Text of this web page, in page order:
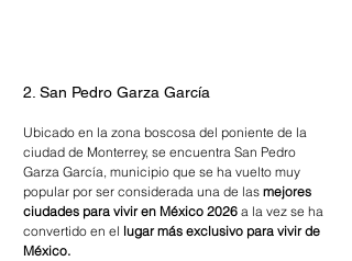
2. San Pedro Garza García
Ubicado en la zona boscosa del poniente de la
ciudad de Monterrey, se encuentra San Pedro
Garza García, municipio que se ha vuelto muy
popular por ser considerada una de las mejores
ciudades para vivir en México 2026 a la vez se ha
convertido en el lugar más exclusivo para vivir de
México.